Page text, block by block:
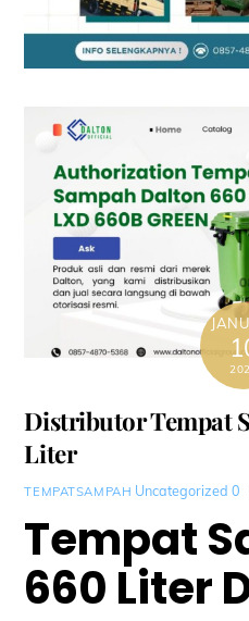
Distributor Tempat
Liter
TEMPATSAMPAH Uncategorized 0
Tempat
660 Liter